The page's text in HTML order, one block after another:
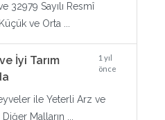
32979 Sayılı Resmî
ve Orta ...
İyi Tarım
1 yıl
önce
ile Yeterli Arz ve
Malların ...